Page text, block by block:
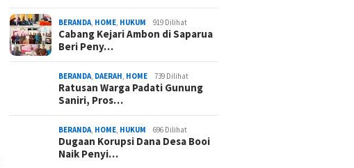
BERANDA HOME HUKUM 919 Dilihat
Cabang Kejari Ambon di Saparua
Beri Peny…
BERANDA DAERAH HOME 739 Dilihat
Ratusan Warga Padati Gunung
Saniri, Pros…
BERANDA HOME HUKUM 696 Dilihat
Dugaan Korupsi Dana Desa Booi
Naik Penyi…